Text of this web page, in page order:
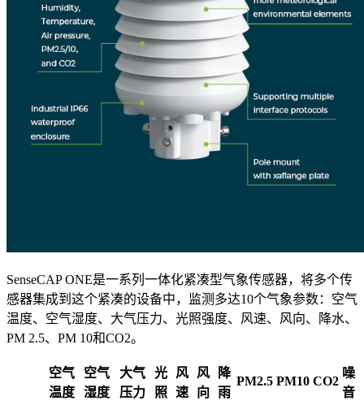
SenseCAP ONE是一系列一体化紧凑型气象传感器，将多个传
感器集成到这个紧凑的设备中，监测多达10个气象参数：空气
温度、空气湿度、大气压力、光照强度、风速、风向、降水、
PM 2.5、PM 10和CO2。
空气
温度
空气
湿度
大气
压力
光
照
风
速
风
向
降
雨
PM2.5 PM10 CO2
噪
音